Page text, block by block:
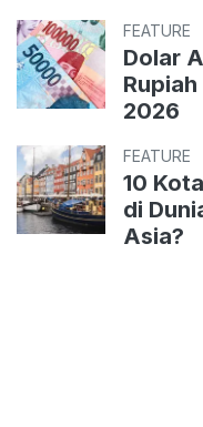
FEATURE
Dolar
2026
FEATURE
10
di
Asia?